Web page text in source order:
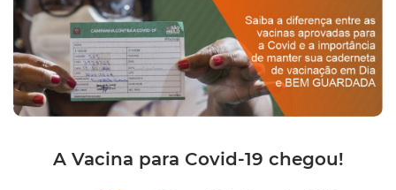
A Vacina para Covid-19 chegou!